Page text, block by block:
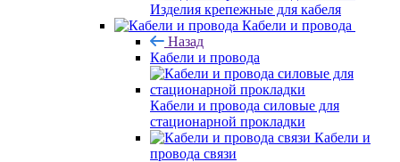
Изделия крепежные для кабеля
Кабели и провода
Назад
Кабели и провода
Кабели и провода силовые для
стационарной прокладки
Кабели и
провода связи